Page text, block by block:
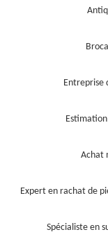
Entreprise
Achat
Expert en rachat de
Spécialiste en